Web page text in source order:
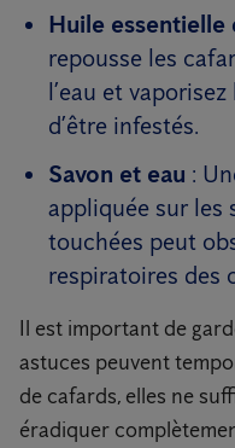
Huile essentielle
repousse les
l’eau et
d’être infestés.
Savon et eau :
appliquée sur les
touchées peut
respiratoires des
Il est important de
astuces peuvent
de cafards, elles ne
éradiquer